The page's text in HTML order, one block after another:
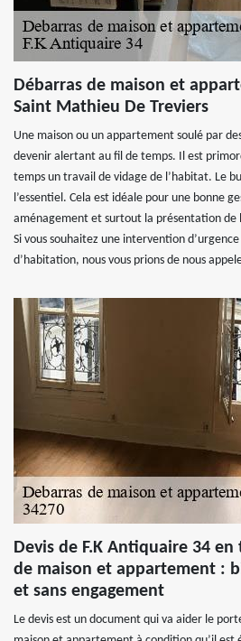
Débarras de maison et
Saint Mathieu De Treviers
Une maison ou un appartement soulé par
devenir alertant au fil de temps. Il est
temps un travail de vidage de l’habitat. Le
l’essentiel. Cela est idéale pour une bonne
aménagement et surtout la présentation
Si vous souhaitez une intervention
d’habitation, nous vous prions de nous
Devis de F.K Antiquaire 34
de maison et appartement :
et sans engagement
Le devis est un document qui va aider le